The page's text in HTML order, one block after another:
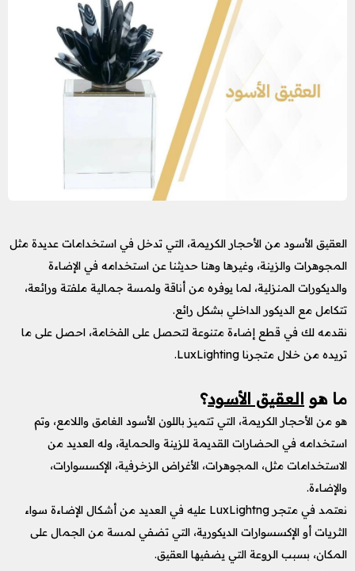
العقيق الأسود من الأحجار الكريمة، التي تدخل في استخدامات عديدة مثل
المجوهرات والزينة، وغيرها وهنا حديثنا عن استخدامه في الإضاءة
والديكورات المنزلية، لما يوفره من أناقة ولمسة جمالية ملفتة ورائعة،
تتكامل مع الديكور الداخلي بشكل رائع.
نقدمه لك في قطع إضاءة متنوعة لتحصل على الفخامة، احصل على ما
تريده من خلال متجرنا LuxLighting.
ما هو العقيق الأسود؟
هو من الأحجار الكريمة، التي تتميز باللون الأسود الغامق واللامع، وتم
استخدامه في الحضارات القديمة للزينة والحماية، وله العديد من
الاستخدامات مثل، المجوهرات، الأغراض الزخرفية، الإكسسوارات،
والإضاءة.
نعتمد في متجر LuxLightng عليه في العديد من أشكال الإضاءة سواء
الثريات أو الإكسسوارات الديكورية، التي تضفي لمسة من الجمال على
المكان، بسبب الروعة التي يضفيها العقيق.